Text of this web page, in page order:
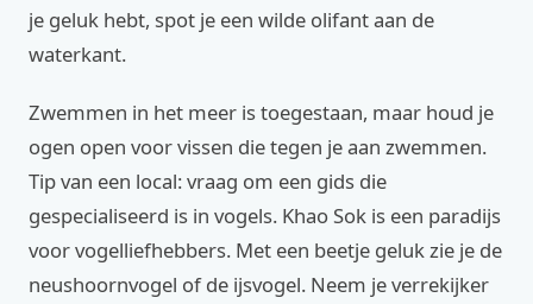
je geluk hebt, spot je een wilde olifant aan de
waterkant.
Zwemmen in het meer is toegestaan, maar houd je
ogen open voor vissen die tegen je aan zwemmen.
Tip van een local: vraag om een gids die
gespecialiseerd is in vogels. Khao Sok is een paradijs
voor vogelliefhebbers. Met een beetje geluk zie je de
neushoornvogel of de ijsvogel. Neem je verrekijker